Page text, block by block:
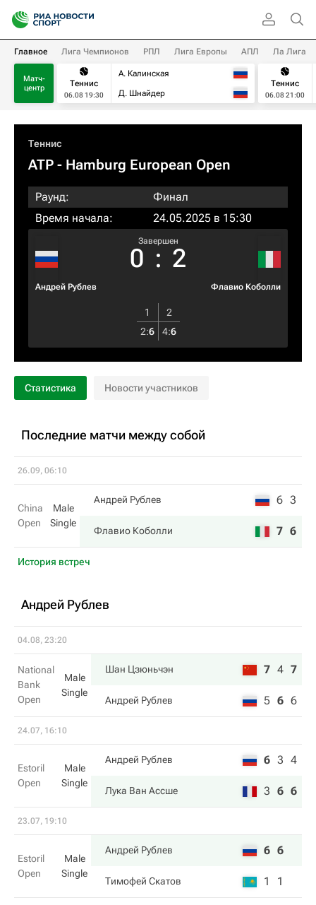
Главное Лига Чемпионов РПЛ Лига Европы АПЛ Ла Лига
Матч-
центр
Теннис
06.08 19:30
А. Калинская
Д. Шнайдер
Теннис
06.08 21:00
Теннис
ATP - Hamburg European Open
Раунд:
Финал
Время начала:
24.05.2025 в 15:30
Андрей Рублев
Завершен
0 : 2
Флавио Коболли
1
2
2:6 4:6
Статистика Новости участников
Последние матчи между собой
26.09, 06:10
China
Open
Male
Single
Андрей Рублев 6 3
Флавио Коболли 7 6
История встреч
Андрей Рублев
04.08, 23:20
National
Bank
Open
Male
Single
Шан Цзюньчэн 7 4 7
Андрей Рублев 5 6 6
24.07, 16:10
Estoril
Open
Male
Single
Андрей Рублев 6 3 4
Лука Ван Ассше 3 6 6
23.07, 19:10
Estoril
Open
Male
Single
Андрей Рублев 6 6
Тимофей Скатов 1 1